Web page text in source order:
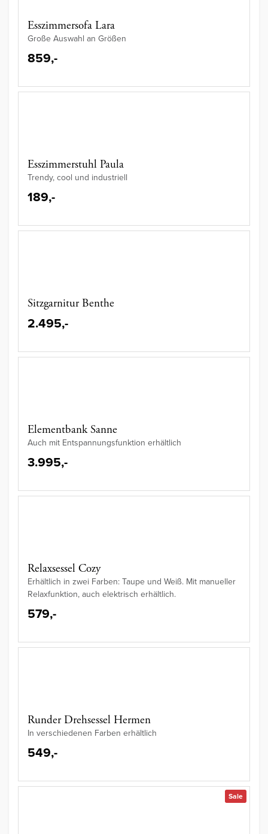
Esszimmersofa Lara
Große Auswahl an Größen
859,-
Esszimmerstuhl Paula
Trendy, cool und industriell
189,-
Sitzgarnitur Benthe
2.495,-
Elementbank Sanne
Auch mit Entspannungsfunktion erhältlich
3.995,-
Relaxsessel Cozy
Erhältlich in zwei Farben: Taupe und Weiß. Mit manueller
Relaxfunktion, auch elektrisch erhältlich.
579,-
Runder Drehsessel Hermen
In verschiedenen Farben erhältlich
549,-
Sale